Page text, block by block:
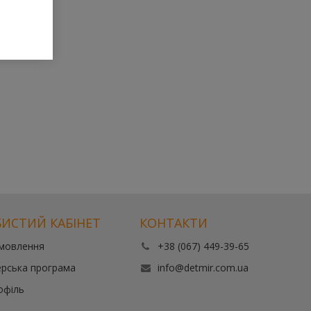
КАБІНЕТ
програма
КОНТАКТИ
+38 (067) 449-39-65
info@detmir.com.ua